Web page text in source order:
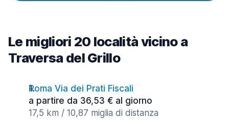
Le migliori 20 località vicino a
Traversa del Grillo
Roma Via dei Prati Fiscali
a partire da 36,53 € al giorno
17,5 km / 10,87 miglia di distanza